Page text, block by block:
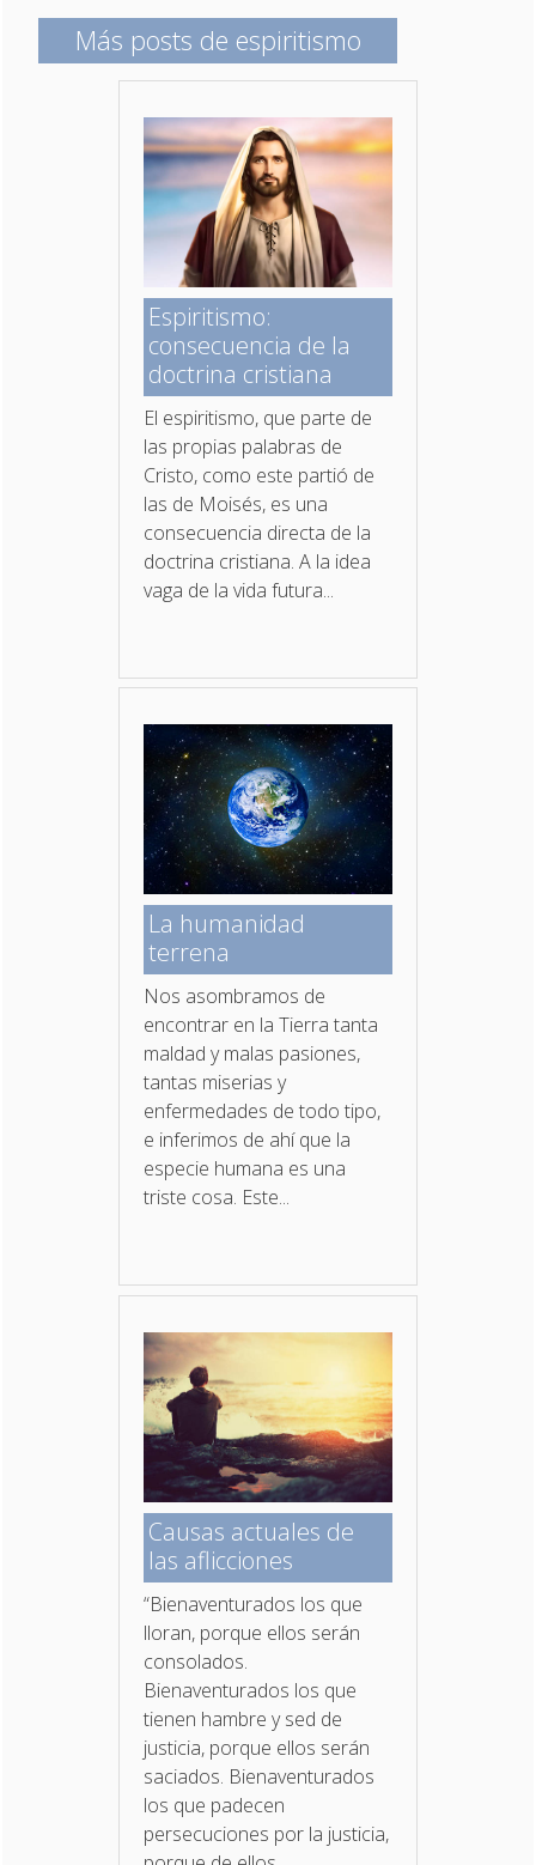
Más posts de espiritismo
Espiritismo:
consecuencia de la
doctrina cristiana
El espiritismo, que parte de
las propias palabras de
Cristo, como este partió de
las de Moisés, es una
consecuencia directa de la
doctrina cristiana. A la idea
vaga de la vida futura...
La humanidad
terrena
Nos asombramos de
encontrar en la Tierra tanta
maldad y malas pasiones,
tantas miserias y
enfermedades de todo tipo,
e inferimos de ahí que la
especie humana es una
triste cosa. Este...
Causas actuales de
las aflicciones
“Bienaventurados los que
lloran, porque ellos serán
consolados.
Bienaventurados los que
tienen hambre y sed de
justicia, porque ellos serán
saciados. Bienaventurados
los que padecen
persecuciones por la justicia,